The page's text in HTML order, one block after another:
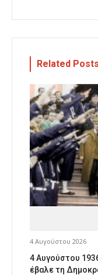
Related Posts
4 Αυγούστου 2026
4 Αυγούστου
έβαλε τη